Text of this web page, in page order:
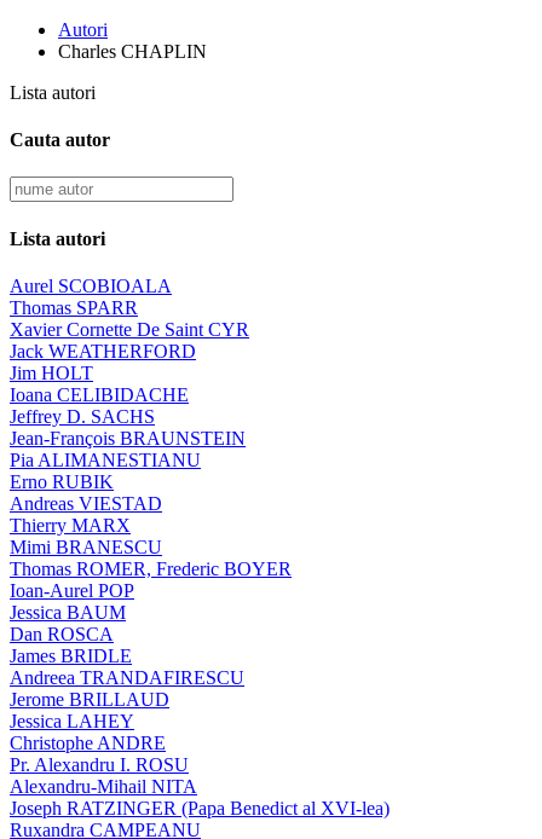
Autori
Charles CHAPLIN
Lista autori
Cauta autor
Lista autori
Aurel SCOBIOALA
Thomas SPARR
Xavier Cornette De Saint CYR
Jack WEATHERFORD
Jim HOLT
Ioana CELIBIDACHE
Jeffrey D. SACHS
Jean-François BRAUNSTEIN
Pia ALIMANESTIANU
Erno RUBIK
Andreas VIESTAD
Thierry MARX
Mimi BRANESCU
Thomas ROMER, Frederic BOYER
Ioan-Aurel POP
Jessica BAUM
Dan ROSCA
James BRIDLE
Andreea TRANDAFIRESCU
Jerome BRILLAUD
Jessica LAHEY
Christophe ANDRE
Pr. Alexandru I. ROSU
Alexandru-Mihail NITA
Joseph RATZINGER (Papa Benedict al XVI-lea)
Ruxandra CAMPEANU